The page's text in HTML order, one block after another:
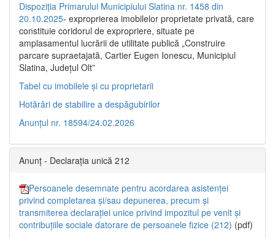
Dispoziția Primarului Municipiului Slatina nr. 1458 din
20.10.2025- exproprierea imobilelor proprietate privată, care
constituie coridorul de expropriere, situate pe
amplasamentul lucrării de utilitate publică „Construire
parcare supraetajată, Cartier Eugen Ionescu, Municipiul
Slatina, Județul Olt”
Tabel cu imobilele și cu proprietarii
Hotărâri de stabilire a despăgubirilor
Anunțul nr. 18594/24.02.2026
Anunț - Declarația unică 212
Persoanele desemnate pentru acordarea asistenței
privind completarea și/sau depunerea, precum și
transmiterea declarației unice privind impozitul pe venit și
contribuțiile sociale datorare de persoanele fizice (212) (pdf)